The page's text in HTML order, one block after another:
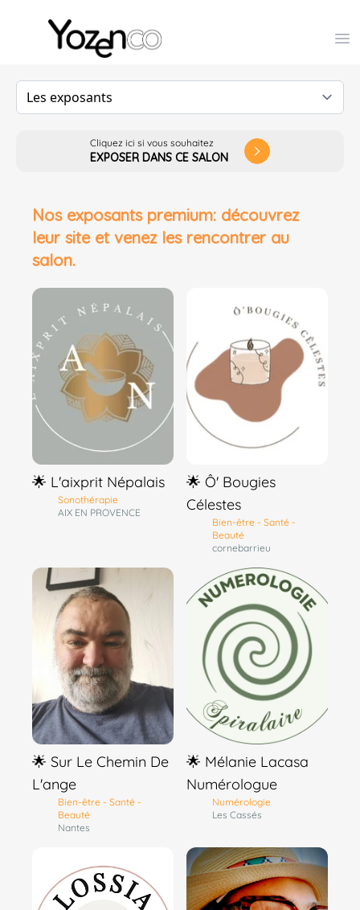
Yozenco - Organisateur de Salons, Evénements et
Cliquez ici si vous souhaitez
EXPOSER DANS CE SALON arrow_forward_ios
Nos exposants premium: découvrez
leur site et venez les rencontrer au
salon.
🌟 L'aixprit Népalais
Sonothérapie
AIX EN PROVENCE
🌟 Ô' Bougies
Célestes
Bien-être - Santé -
Beauté
cornebarrieu
🌟 Sur Le Chemin De
L'ange
Bien-être - Santé -
Beauté
Nantes
🌟 Mélanie Lacasa
Numérologue
Numérologie
Les Cassés